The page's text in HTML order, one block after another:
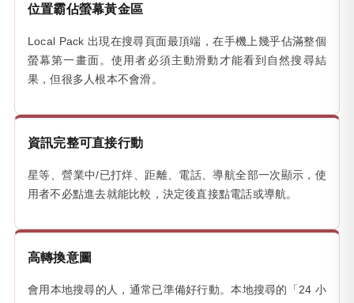
位置霸佔螢幕黃金區
Local Pack 出現在搜尋頁面最頂端，在手機上幾乎佔滿整個
螢幕第一畫面。使用者必須主動滑動才能看到自然搜尋結
果，但很多人根本不會滑。
資訊完整可直接行動
星等、營業中/已打烊、距離、電話、導航全部一次顯示，使
用者不必點進去就能比較，決定後直接點電話或導航。
高轉換意圖
會用本地搜尋的人，通常已準備好行動。本地搜尋的「24 小